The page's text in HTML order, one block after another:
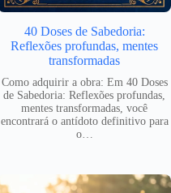
40 Doses de Sabedoria:
Reflexões profundas, mentes
transformadas
Como adquirir a obra: Em 40 Doses
de Sabedoria: Reflexões profundas,
mentes transformadas, você
encontrará o antídoto definitivo para
o…